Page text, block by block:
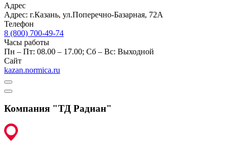
Адрес
Адрес: г.Казань, ул.Поперечно-Базарная, 72А
Телефон
8 (800) 700-49-74
Часы работы
Пн – Пт: 08.00 – 17.00; Сб – Вс: Выходной
Сайт
kazan.normica.ru
Компания "ТД Радиан"